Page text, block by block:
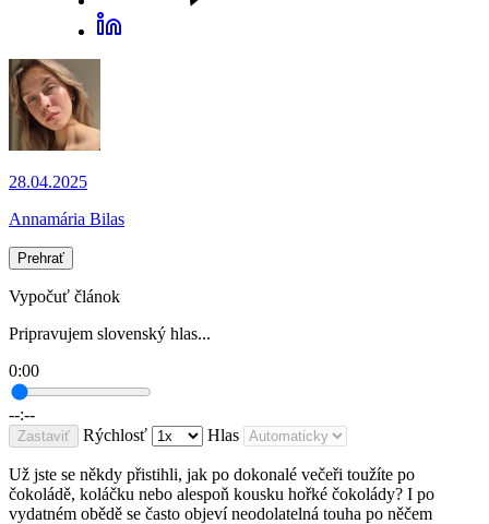
28.04.2025
Annamária Bilas
Prehrať
Vypočuť článok
Pripravujem slovenský hlas...
0:00
--:--
Zastaviť Rýchlosť Hlas
Už jste se někdy přistihli, jak po dokonalé večeři toužíte po
čokoládě, koláčku nebo alespoň kousku hořké čokolády? I po
vydatném obědě se často objeví neodolatelná touha po něčem